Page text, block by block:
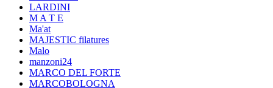
LARDINI
M A T E
Ma'at
MAJESTIC filatures
Malo
manzoni24
MARCO DEL FORTE
MARCOBOLOGNA